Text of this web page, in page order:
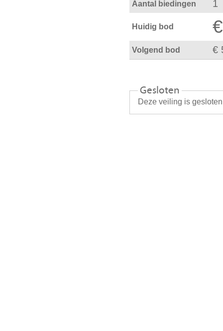
Aantal biedingen 1
Huidig bod
Volgend bod €
Gesloten
Deze veiling is